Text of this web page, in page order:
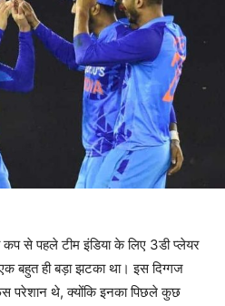
कप से पहले टीम इंडिया के लिए 3डी प्लेयर
एक बहुत ही बड़ा झटका था। इस दिग्गज
परेशान थे, क्योंकि इनका पिछले कुछ